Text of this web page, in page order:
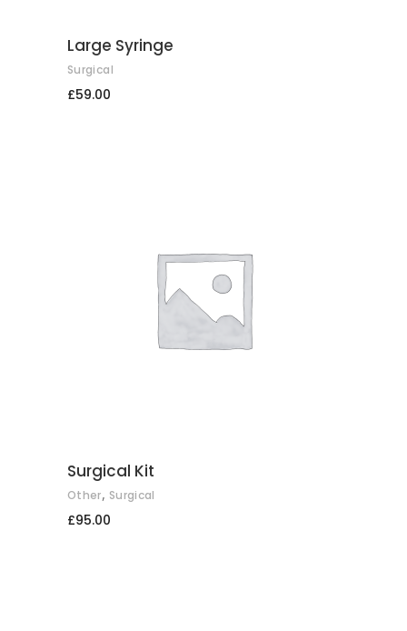
Large Syringe
Surgical
£59.00
COMPRAR
Surgical Kit
Other, Surgical
£95.00